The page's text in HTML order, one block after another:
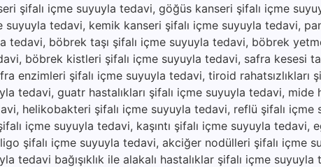
şifalı içme suyuyla tedavi, göğüs kanseri şifalı içme
tedavi, kemik kanseri şifalı içme suyuyla tedavi,
tedavi, böbrek taşı şifalı içme suyuyla tedavi, böbrek
böbrek kistleri şifalı içme suyuyla tedavi, safra kesesi
enzimleri şifalı içme suyuyla tedavi, tiroid rahatsızlıkları
tedavi, guatr hastalıkları şifalı içme suyuyla tedavi, mide
helikobakteri şifalı içme suyuyla tedavi, reflü şifalı içme
içme suyuyla tedavi, kaşıntı şifalı içme suyuyla tedavi,
şifalı içme suyuyla tedavi, akciğer nodülleri şifalı içme
tedavi bağışıklık ile alakalı hastalıklar şifalı içme